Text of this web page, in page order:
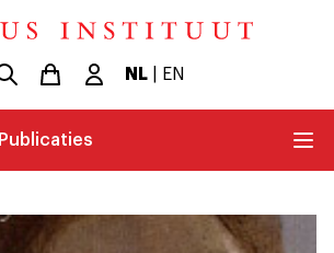
NL| EN
Publicaties